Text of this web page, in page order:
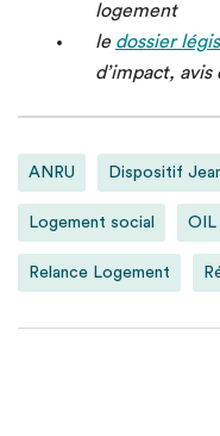
logement
le dossier
d’impact, avis
ANRU Dispositif
Logement social OIL
Relance Logement